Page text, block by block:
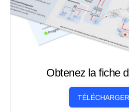
Obtenez la fiche